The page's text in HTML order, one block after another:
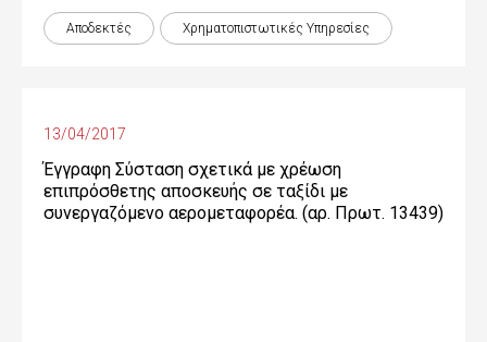
Αποδεκτές Χρηματοπιστωτικές Yπηρεσίες
13/04/2017
Έγγραφη Σύσταση σχετικά με χρέωση
επιπρόσθετης αποσκευής σε ταξίδι με
συνεργαζόμενο αερομεταφορέα. (αρ. Πρωτ. 13439)